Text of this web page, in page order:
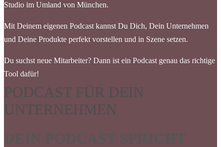
Studio im Umland von München.
Mit Deinem eigenen Podcast kannst Du Dich, Dein Unternehmen
und Deine Produkte perfekt vorstellen und in Szene setzen.
Du suchst neue Mitarbeiter? Dann ist ein Podcast genau das richtige
Tool dafür!
PODCAST FÜR DEIN
UNTERNEHMEN
DEIN PODCAST SPRICHT